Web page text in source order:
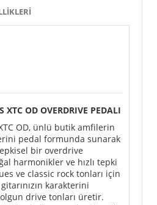
XTC OD OVERDRIVE PEDALI
OD, ünlü butik amfilerin
pedal formunda sunarak
bir overdrive
harmonikler ve hızlı tepki
ve classic rock tonları için
karakterini
drive tonları üretir.